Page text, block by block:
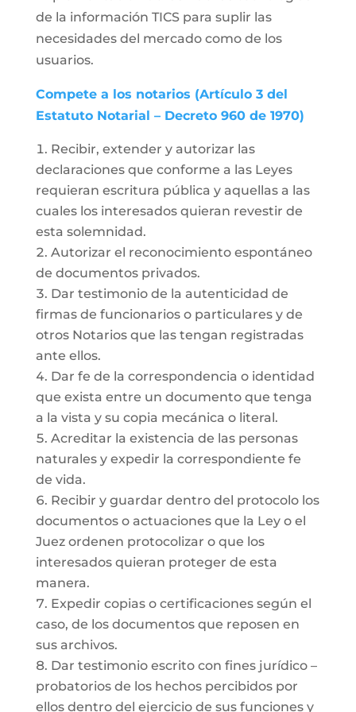
de la información TICS para suplir las
necesidades del mercado como de los
usuarios.
Compete a los notarios (Artículo 3 del
Estatuto Notarial – Decreto 960 de 1970)
Recibir, extender y autorizar las
declaraciones que conforme a las Leyes
requieran escritura pública y aquellas a las
cuales los interesados quieran revestir de
esta solemnidad.
Autorizar el reconocimiento espontáneo
de documentos privados.
Dar testimonio de la autenticidad de
firmas de funcionarios o particulares y de
otros Notarios que las tengan registradas
ante ellos.
Dar fe de la correspondencia o identidad
que exista entre un documento que tenga
a la vista y su copia mecánica o literal.
Acreditar la existencia de las personas
naturales y expedir la correspondiente fe
de vida.
Recibir y guardar dentro del protocolo los
documentos o actuaciones que la Ley o el
Juez ordenen protocolizar o que los
interesados quieran proteger de esta
manera.
Expedir copias o certificaciones según el
caso, de los documentos que reposen en
sus archivos.
Dar testimonio escrito con fines jurídico –
probatorios de los hechos percibidos por
ellos dentro del ejercicio de sus funciones y